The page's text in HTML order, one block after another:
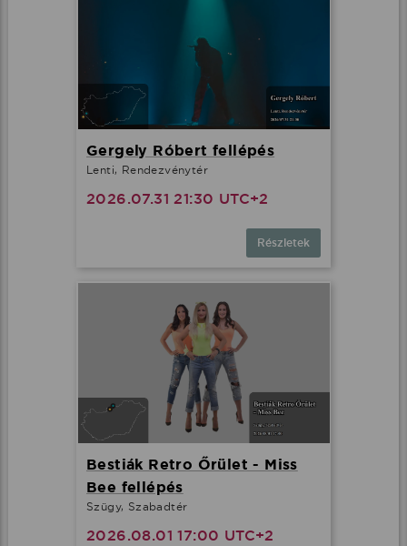
Gergely Róbert fellépés
Lenti, Rendezvénytér
2026.07.31 21:30 UTC+2
Részletek
Bestiák Retro Őrület - Miss
Bee fellépés
Szügy, Szabadtér
2026.08.01 17:00 UTC+2